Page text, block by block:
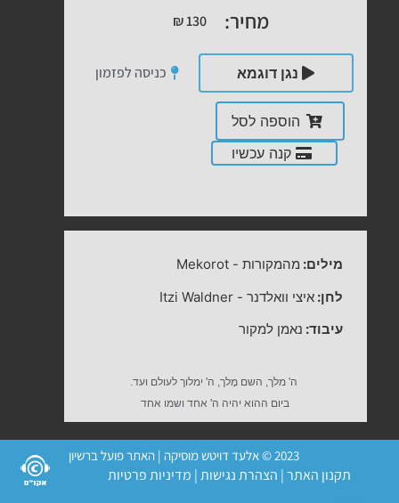
מחיר: ₪130
נגן דוגמא כניסה לפזמון
הוספה לסל
קנה עכשיו
מילים: מהמקורות -
Mekorot
לחן:איצי וואלדנר -
Itzi Waldner
עיבוד: נאמן למקור
ה' מלך, השם מֶלך, ה' ימלוך לעולם ועד.
ביום ההוא יהיה ה' אחד ושמו אחד
2023 © אלעד דויטש מוסיקה | האתר פועל ברשיון
תקנון האתר| הצהרת נגישות| מדיניות פרטיות